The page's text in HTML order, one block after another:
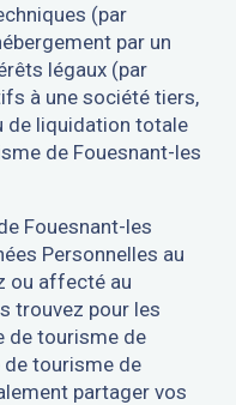
(par
par un
légaux (par
à une société tiers,
de liquidation totale
de Fouesnant-les
Fouesnant-les
Personnelles au
ou affecté au
trouvez pour les
de tourisme de
de tourisme de
partager vos